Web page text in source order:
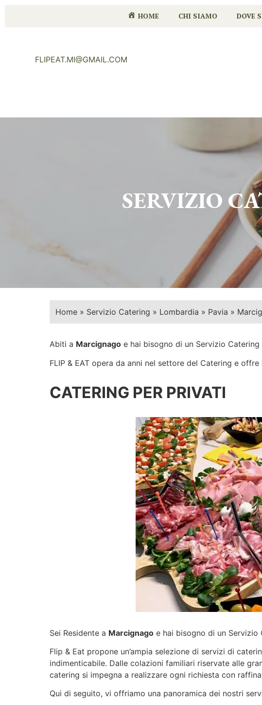
HOME CHI SIAMO DOVE
FLIPEAT.MI@GMAIL.COM
SERVIZIO
Home » Servizio Catering » Lombardia » Pavia »
Abiti a Marcignago e hai bisogno di un Servizio Catering
FLIP & EAT opera da anni nel settore del Catering e
CATERING PER PRIVATI
Sei Residente a Marcignago e hai bisogno di un Servizio
Flip & Eat propone un’ampia selezione di servizi di
indimenticabile. Dalle colazioni familiari riservate alle
catering si impegna a realizzare ogni richiesta con
Qui di seguito, vi offriamo una panoramica dei nostri